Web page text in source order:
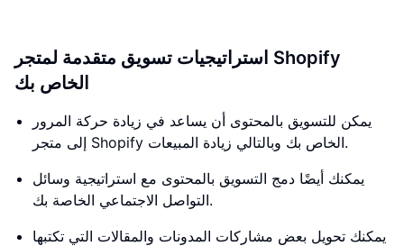
استراتيجيات تسويق متقدمة لمتجر Shopify
الخاص بك
يمكن للتسويق بالمحتوى أن يساعد في زيادة حركة المرور
إلى متجر Shopify الخاص بك وبالتالي زيادة المبيعات.
يمكنك أيضًا دمج التسويق بالمحتوى مع استراتيجية وسائل
التواصل الاجتماعي الخاصة بك.
يمكنك تحويل بعض مشاركات المدونات والمقالات التي تكتبها